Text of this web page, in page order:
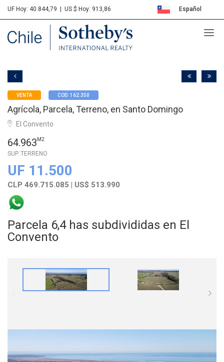
UF Hoy: 40.844,79 US $ Hoy: 913,86 Español
Sotheby's
VENTA COD: 162.350
Agrícola, Parcela, Terreno, en Santo Domingo
El Convento
64.963 M2
SUP. TERRENO
UF 11.500
CLP 469.715.085 | US$ 513.990
Parcela 6,4 has subdivididas en El
Convento